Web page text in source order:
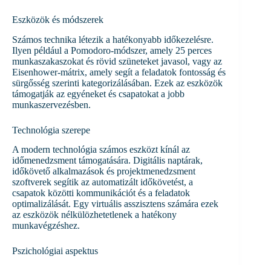
Eszközök és módszerek
Számos technika létezik a hatékonyabb időkezelésre.
Ilyen például a Pomodoro-módszer, amely 25 perces
munkaszakaszokat és rövid szüneteket javasol, vagy az
Eisenhower-mátrix, amely segít a feladatok fontosság és
sürgősség szerinti kategorizálásában. Ezek az eszközök
támogatják az egyéneket és csapatokat a jobb
munkaszervezésben.
Technológia szerepe
A modern technológia számos eszközt kínál az
időmenedzsment támogatására. Digitális naptárak,
időkövető alkalmazások és projektmenedzsment
szoftverek segítik az automatizált időkövetést, a
csapatok közötti kommunikációt és a feladatok
optimalizálását. Egy virtuális asszisztens számára ezek
az eszközök nélkülözhetetlenek a hatékony
munkavégzéshez.
Pszichológiai aspektus